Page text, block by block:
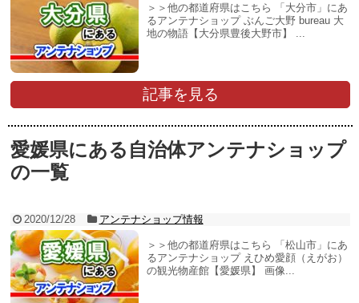
＞＞他の都道府県はこちら 「大分市」にあ
るアンテナショップ ぶんご大野 bureau 大
地の物語【大分県豊後大野市】 ...
記事を見る
愛媛県にある自治体アンテナショップ
の一覧
2020/12/28 アンテナショップ情報
＞＞他の都道府県はこちら 「松山市」にあ
るアンテナショップ えひめ愛顔（えがお）
の観光物産館【愛媛県】 画像...